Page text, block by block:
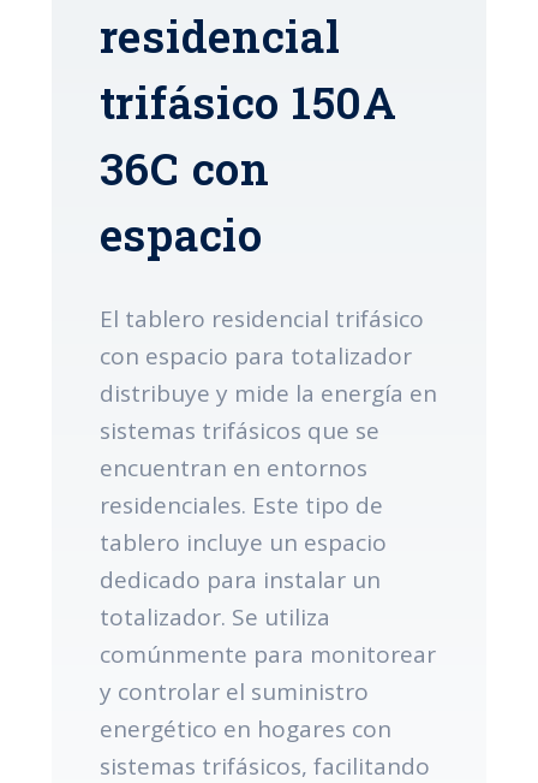
residencial
trifásico 150A
36C con
espacio
El tablero residencial trifásico
con espacio para totalizador
distribuye y mide la energía en
sistemas trifásicos que se
encuentran en entornos
residenciales. Este tipo de
tablero incluye un espacio
dedicado para instalar un
totalizador. Se utiliza
comúnmente para monitorear
y controlar el suministro
energético en hogares con
sistemas trifásicos, facilitando